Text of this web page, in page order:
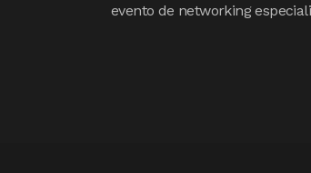
evento de networking